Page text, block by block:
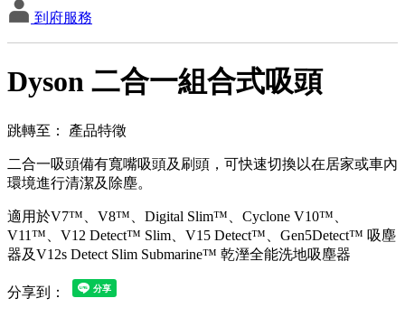
到府服務
Dyson 二合一組合式吸頭
跳轉至： 產品特徵
二合一吸頭備有寬嘴吸頭及刷頭，可快速切換以在居家或車內
環境進行清潔及除塵。
適用於V7™、V8™、Digital Slim™、Cyclone V10™、
V11™、V12 Detect™ Slim、V15 Detect™、Gen5Detect™ 吸塵
器及V12s Detect Slim Submarine™ 乾溼全能洗地吸塵器
分享到：